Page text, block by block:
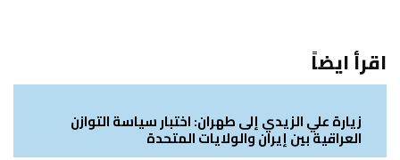
اقرأ ايضاً
زيارة علي الزيدي إلى طهران: اختبار سياسة التوازن
العراقية بين إيران والولايات المتحدة